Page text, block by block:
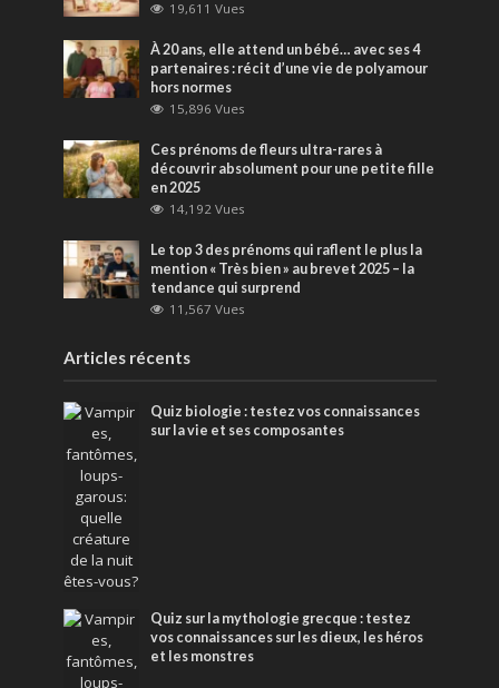
19,611 Vues
À 20 ans, elle attend un bébé… avec ses 4
partenaires : récit d’une vie de polyamour
hors normes
15,896 Vues
Ces prénoms de fleurs ultra-rares à
découvrir absolument pour une petite fille
en 2025
14,192 Vues
Le top 3 des prénoms qui raflent le plus la
mention « Très bien » au brevet 2025 – la
tendance qui surprend
11,567 Vues
Articles récents
Quiz biologie : testez vos connaissances
sur la vie et ses composantes
Quiz sur la mythologie grecque : testez
vos connaissances sur les dieux, les héros
et les monstres